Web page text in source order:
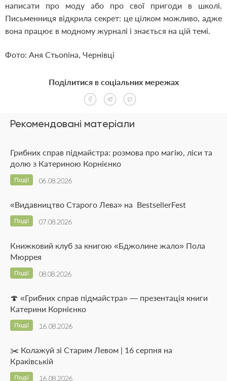
написати про моду або про свої пригоди в школі.
Письменниця відкрила секрет: це цілком можливо, адже
вона працює в модному журналі і знається на цій темі.
Фото: Аня Стьопіна, Чернівці
Рекомендовані матеріали
Грибних справ підмайстра: розмова про магію, ліси та
долю з Катериною Корнієнко
06.08.2026
Події
«Видавництво Старого Лева» на BestsellerFest
07.08.2026
Події
Книжковий клуб за книгою «Бджолине жало» Пола
Мюррея
08.08.2026
Події
🍄 «Грибних справ підмайстра» — презентація книги
Катерини Корнієнко
16.08.2026
Події
✂️ Колажуй зі Старим Левом | 16 серпня на
Краківській
16.08.2026
Події
Поділитися в соціальних мережах